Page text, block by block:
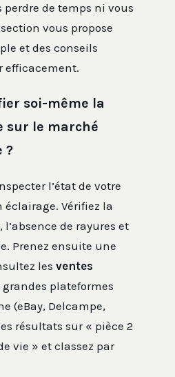
de temps ni vous
vous propose
et des conseils
efficacement.
soi-même la
sur le marché
?
l’état de votre
éclairage. Vérifiez la
de rayures et
Prenez ensuite une
les ventes
grandes plateformes
(eBay, Delcampe,
résultats sur « pièce 2
vie » et classez par